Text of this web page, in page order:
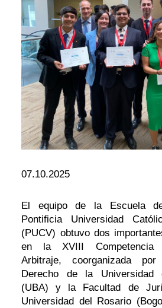
07.10.2025
El equipo de la Escuela
Pontificia Universidad
(PUCV) obtuvo dos
en la XVIII Competencia
Arbitraje, coorganizada
Derecho de la Universidad
(UBA) y la Facultad de
Universidad del Rosario